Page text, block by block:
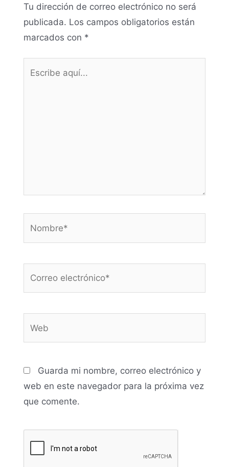
Tu dirección de correo electrónico no será
publicada. Los campos obligatorios están
marcados con *
Guarda mi nombre, correo electrónico y
web en este navegador para la próxima vez
que comente.